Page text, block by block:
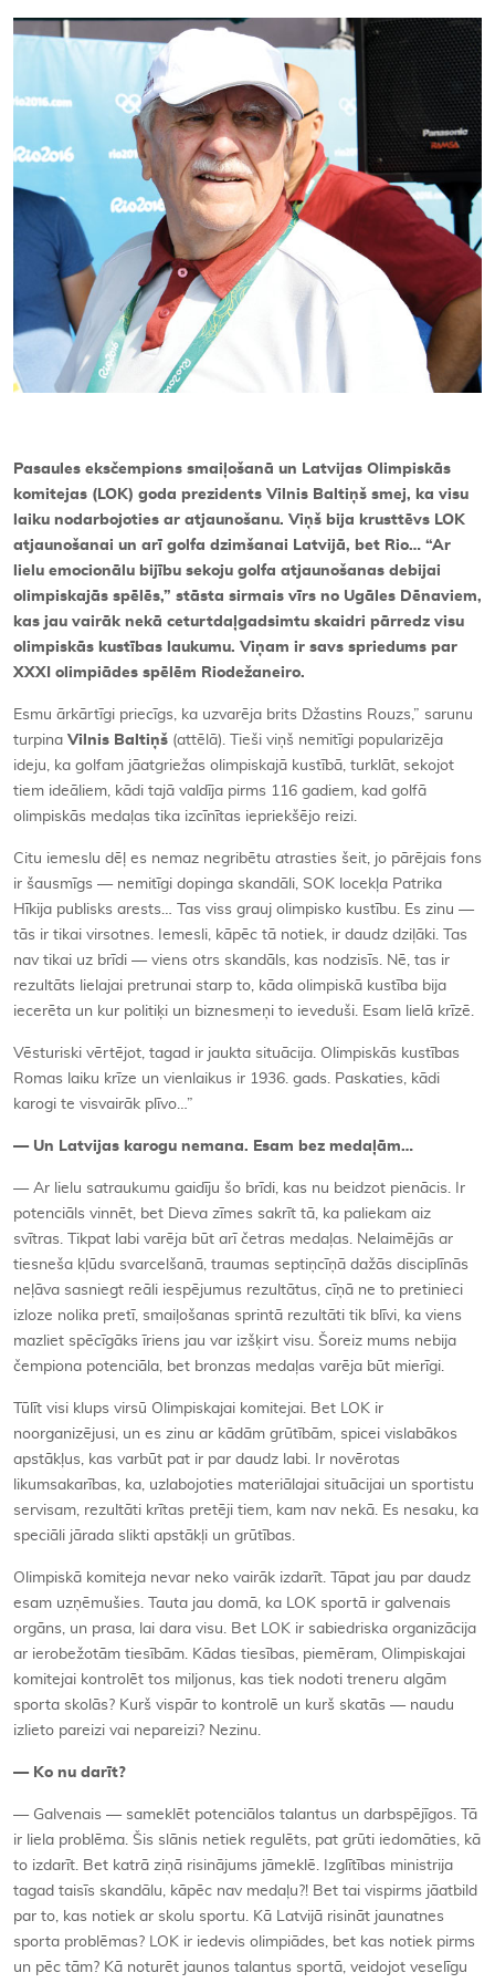
Kontakti
Pasaules eksčempions smaiļošanā un Latvijas Olimpiskās
komitejas (LOK) goda prezidents Vilnis Baltiņš smej, ka visu
laiku nodarbojoties ar atjaunošanu. Viņš bija krusttēvs LOK
atjaunošanai un arī golfa dzimšanai Latvijā, bet Rio… “Ar
lielu emocionālu bijību sekoju golfa atjaunošanas debijai
olimpiskajās spēlēs,” stāsta sirmais vīrs no Ugāles Dēnaviem,
kas jau vairāk nekā ceturtdaļgadsimtu skaidri pārredz visu
olimpiskās kustības laukumu. Viņam ir savs spriedums par
XXXI olimpiādes spēlēm Riodežaneiro.
Esmu ārkārtīgi priecīgs, ka uzvarēja brits Džastins Rouzs,” sarunu
turpina Vilnis Baltiņš (attēlā). Tieši viņš nemitīgi popularizēja
ideju, ka golfam jāatgriežas olimpiskajā kustībā, turklāt, sekojot
tiem ideāliem, kādi tajā valdīja pirms 116 gadiem, kad golfā
olimpiskās medaļas tika izcīnītas iepriekšējo reizi.
Citu iemeslu dēļ es nemaz negribētu atrasties šeit, jo pārējais fons
ir šausmīgs — nemitīgi dopinga skandāli, SOK locekļa Patrika
Hīkija publisks arests… Tas viss grauj olimpisko kustību. Es zinu —
tās ir tikai virsotnes. Iemesli, kāpēc tā notiek, ir daudz dziļāki. Tas
nav tikai uz brīdi — viens otrs skandāls, kas nodzisīs. Nē, tas ir
rezultāts lielajai pretrunai starp to, kāda olimpiskā kustība bija
iecerēta un kur politiķi un biznesmeņi to ieveduši. Esam lielā krīzē.
Vēsturiski vērtējot, tagad ir jaukta situācija. Olimpiskās kustības
Romas laiku krīze un vienlaikus ir 1936. gads. Paskaties, kādi
karogi te visvairāk plīvo…”
— Un Latvijas karogu nemana. Esam bez medaļām…
— Ar lielu satraukumu gaidīju šo brīdi, kas nu beidzot pienācis. Ir
potenciāls vinnēt, bet Dieva zīmes sakrīt tā, ka paliekam aiz
svītras. Tikpat labi varēja būt arī četras medaļas. Nelaimējās ar
tiesneša kļūdu svarcelšanā, traumas septiņcīņā dažās disciplīnās
neļāva sasniegt reāli iespējumus rezultātus, cīņā ne to pretinieci
izloze nolika pretī, smaiļošanas sprintā rezultāti tik blīvi, ka viens
mazliet spēcīgāks īriens jau var izšķirt visu. Šoreiz mums nebija
čempiona potenciāla, bet bronzas medaļas varēja būt mierīgi.
Tūlīt visi klups virsū Olimpiskajai komitejai. Bet LOK ir
noorganizējusi, un es zinu ar kādām grūtībām, spicei vislabākos
apstākļus, kas varbūt pat ir par daudz labi. Ir novērotas
likumsakarības, ka, uzlabojoties materiālajai situācijai un sportistu
servisam, rezultāti krītas pretēji tiem, kam nav nekā. Es nesaku, ka
speciāli jārada slikti apstākļi un grūtības.
Olimpiskā komiteja nevar neko vairāk izdarīt. Tāpat jau par daudz
esam uzņēmušies. Tauta jau domā, ka LOK sportā ir galvenais
orgāns, un prasa, lai dara visu. Bet LOK ir sabiedriska organizācija
ar ierobežotām tiesībām. Kādas tiesības, piemēram, Olimpiskajai
komitejai kontrolēt tos miljonus, kas tiek nodoti treneru algām
sporta skolās? Kurš vispār to kontrolē un kurš skatās — naudu
izlieto pareizi vai nepareizi? Nezinu.
— Ko nu darīt?
— Galvenais — sameklēt potenciālos talantus un darbspējīgos. Tā
ir liela problēma. Šis slānis netiek regulēts, pat grūti iedomāties, kā
to izdarīt. Bet katrā ziņā risinājums jāmeklē. Izglītības ministrija
tagad taisīs skandālu, kāpēc nav medaļu?! Bet tai vispirms jāatbild
par to, kas notiek ar skolu sportu. Kā Latvijā risināt jaunatnes
sporta problēmas? LOK ir iedevis olimpiādes, bet kas notiek pirms
un pēc tām? Kā noturēt jaunos talantus sportā, veidojot veselīgu